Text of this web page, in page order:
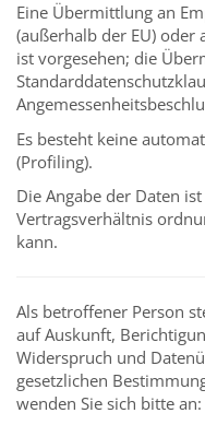
Eine Übermittlung an
(außerhalb der EU)
ist vorgesehen; die
Es besteht keine
(Profiling).
Die Angabe der Daten
Vertragsverhältnis
kann.
Als betroffener Person
auf Auskunft,
Widerspruch und
gesetzlichen
wenden Sie sich bitte an: